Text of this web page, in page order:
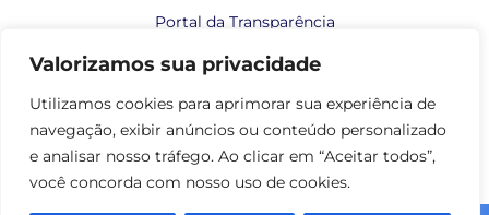
Valorizamos sua privacidade
Utilizamos cookies para aprimorar sua experiência de
navegação, exibir anúncios ou conteúdo personalizado
e analisar nosso tráfego. Ao clicar em “Aceitar todos”,
você concorda com nosso uso de cookies.
Portal da Transparência
Folha de Pagamento
Contra Cheque Online
E-SIC - Serviço Eletrônico de Informações ao Cidadão